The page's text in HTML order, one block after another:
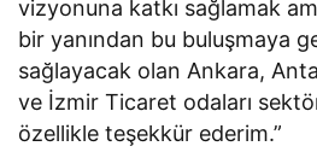
vizyonuna katkı sağlamak
bir yanından bu buluşmaya
sağlayacak olan Ankara,
ve İzmir Ticaret odaları
özellikle teşekkür ederim.”